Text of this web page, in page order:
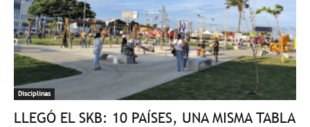
Disciplinas
LLEGÓ EL SKB: 10 PAÍSES, UNA MISMA TABLA